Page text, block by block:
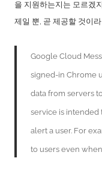
을 지원하는지는 모르겠
제일 뿐, 곧 제공할 것이
Google Cloud
signed-in Chrome
data from servers
service is intended
alert a user. For
to users even